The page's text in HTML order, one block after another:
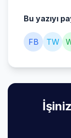
Bu yazıyı
FB TW